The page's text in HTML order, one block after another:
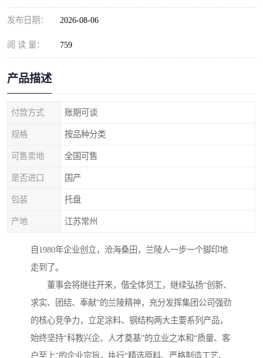
发布日期： 2026-08-06
阅 读 量： 759
产品描述
付款方式 账期可谈
规格 按品种分类
可售卖地 全国可售
是否进口 国产
包装 托盘
产地 江苏常州
自1980年企业创立，沧海桑田，兰陵人一步一个脚印地
走到了。
董事会将继往开来，偕全体员工，继续弘扬“创新、
求实、团结、奉献”的兰陵精神，充分发挥集团公司强劲
的核心竞争力，立足涂料、钢结构两大主要系列产品，
始终坚持“科教兴企、人才奠基”的立业之本和“质量、客
户至上”的企业宗旨，执行“精选原料、严格制造工艺、